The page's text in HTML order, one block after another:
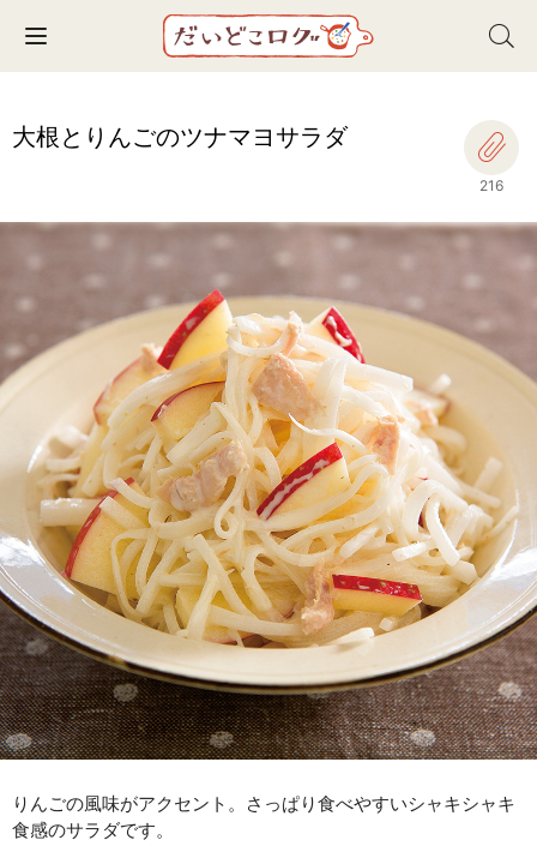
Toggle navigation
大根とりんごのツナマヨサラダ
216
りんごの風味がアクセント。さっぱり食べやすいシャキシャキ
食感のサラダです。